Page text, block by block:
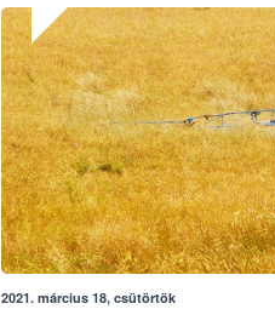
2021. március 18, csütörtök